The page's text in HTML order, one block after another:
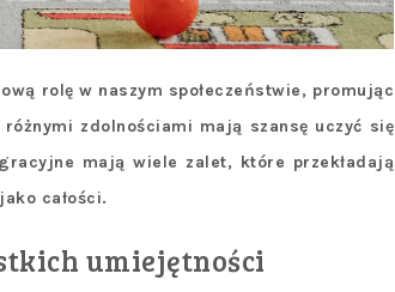
rolę w naszym społeczeństwie, promując
zdolnościami mają szansę uczyć się
mają wiele zalet, które przekładają
całości.
umiejętności